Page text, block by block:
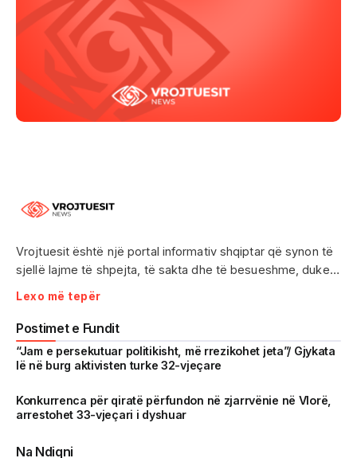
Vrojtuesit është një portal informativ shqiptar që synon të
sjellë lajme të shpejta, të sakta dhe të besueshme, duke
treguar realitetin pa çensurë. Fokus i punës sonë janë
ngjarjet e aktualitetit, problematikat sociale, denoncimet
qytetare dhe zhvillimet që prekin drejtpërdrejt jetën e
përditshme të shqiptarëve.
arritura në një kohë shumë të shkurtër, Vrojtuesit është
kthyer në një zë të fortë informimi dhe një pasqyrë reale të
Lexo më tepër
Postimet e Fundit
“Jam e persekutuar politikisht, më rrezikohet jeta”/ Gjykata
lë në burg aktivisten turke 32-vjeçare
Konkurrenca për qiratë përfundon në zjarrvënie në Vlorë,
arrestohet 33-vjeçari i dyshuar
Na Ndiqni